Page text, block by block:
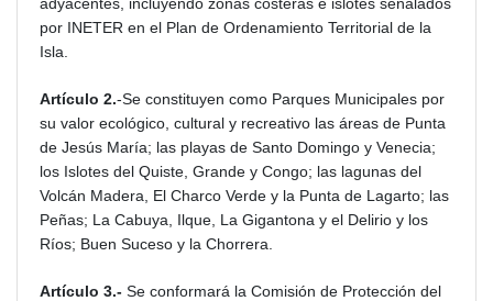
por INETER en el Plan de Ordenamiento Territorial de la
Isla.
Artículo 2.-Se constituyen como Parques Municipales por
su valor ecológico, cultural y recreativo las áreas de Punta
de Jesús María; las playas de Santo Domingo y Venecia;
los Islotes del Quiste, Grande y Congo; las lagunas del
Volcán Madera, El Charco Verde y la Punta de Lagarto; las
Peñas; La Cabuya, Ilque, La Gigantona y el Delirio y los
Ríos; Buen Suceso y la Chorrera.
Artículo 3.- Se conformará la Comisión de Protección del